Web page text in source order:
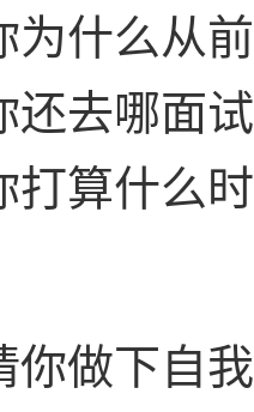
为什么从
还去哪面
打算什么
你做下自